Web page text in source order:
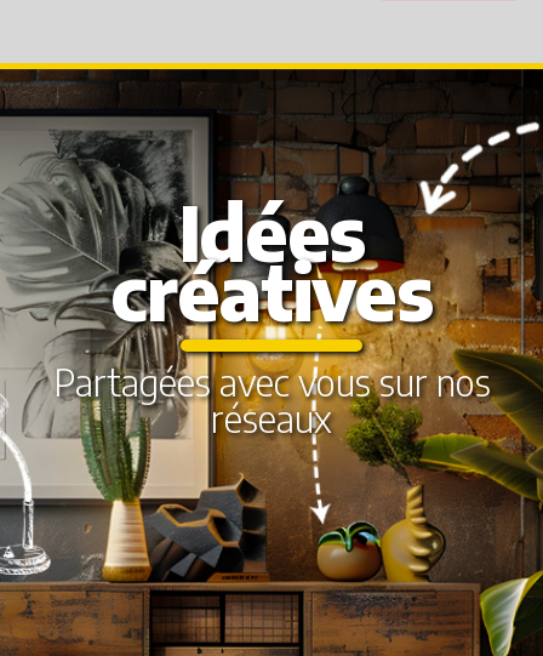
Idées
créatives
Partagées avec vous sur nos
réseaux